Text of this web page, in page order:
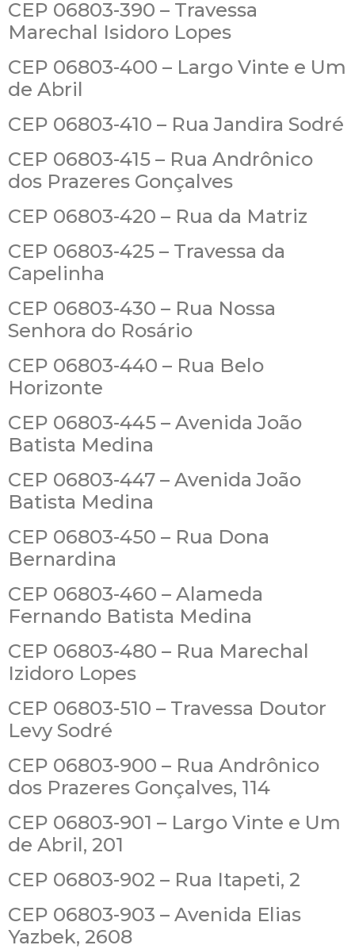
CEP 06803-390 – Travessa
Marechal Isidoro Lopes
CEP 06803-400 – Largo Vinte e Um
de Abril
CEP 06803-410 – Rua Jandira Sodré
CEP 06803-415 – Rua Andrônico
dos Prazeres Gonçalves
CEP 06803-420 – Rua da Matriz
CEP 06803-425 – Travessa da
Capelinha
CEP 06803-430 – Rua Nossa
Senhora do Rosário
CEP 06803-440 – Rua Belo
Horizonte
CEP 06803-445 – Avenida João
Batista Medina
CEP 06803-447 – Avenida João
Batista Medina
CEP 06803-450 – Rua Dona
Bernardina
CEP 06803-460 – Alameda
Fernando Batista Medina
CEP 06803-480 – Rua Marechal
Izidoro Lopes
CEP 06803-510 – Travessa Doutor
Levy Sodré
CEP 06803-900 – Rua Andrônico
dos Prazeres Gonçalves, 114
CEP 06803-901 – Largo Vinte e Um
de Abril, 201
CEP 06803-902 – Rua Itapeti, 2
CEP 06803-903 – Avenida Elias
Yazbek, 2608